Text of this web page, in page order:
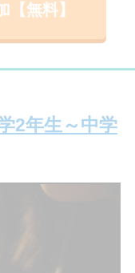
【無料】
2年生～中学